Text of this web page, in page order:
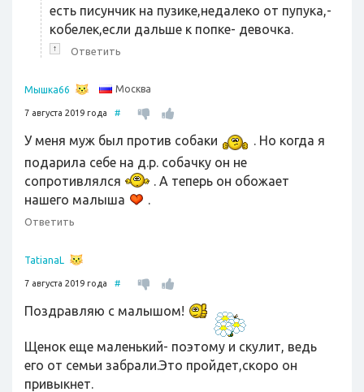
есть писунчик на пузике,недалеко от пупука,-
кобелек,если дальше к попке- девочка.
↑ Ответить
Мышка66 Москва
7 августа 2019 года #
У меня муж был против собаки
. Но когда я
подарила себе на д.р. собачку он не
сопротивлялся
. А теперь он обожает
нашего малыша
Ответить
TatianaL
7 августа 2019 года #
Поздравляю с малышом!
Щенок еще маленький- поэтому и скулит, ведь
его от семьи забрали.Это пройдет,скоро он
привыкнет.